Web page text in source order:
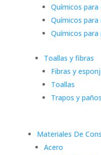
Químicos para
Químicos para
Químicos para
Toallas y fibras
Fibras y
Toallas
Trapos y paños
Materiales De
Acero